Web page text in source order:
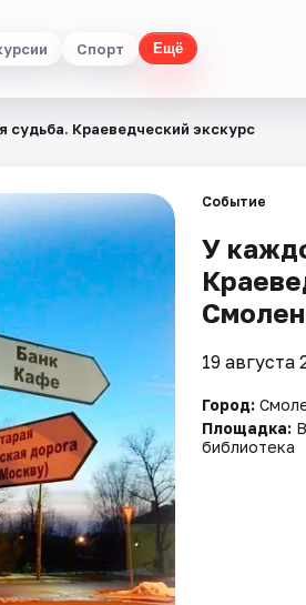
Спорт Ещё
судьба. Краеведческий экскурс
Событие
У
19 августа
Город:
Площадка:
библиотека